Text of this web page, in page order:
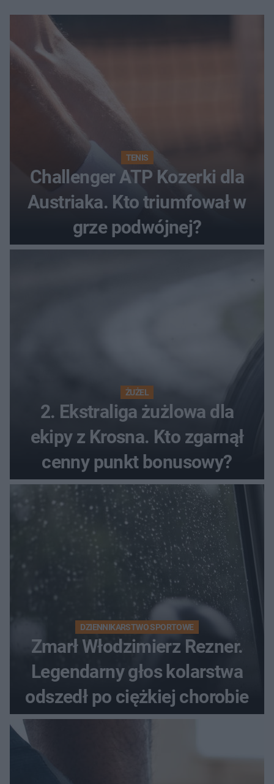
TENIS
Challenger ATP Kozerki dla
Austriaka. Kto triumfował w
grze podwójnej?
ŻUŻEL
2. Ekstraliga żużlowa dla
ekipy z Krosna. Kto zgarnął
cenny punkt bonusowy?
DZIENNIKARSTWO SPORTOWE
Zmarł Włodzimierz Rezner.
Legendarny głos kolarstwa
odszedł po ciężkiej chorobie